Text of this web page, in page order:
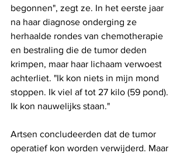
begonnen", zegt ze. In het eerste jaar
na haar diagnose onderging ze
herhaalde rondes van chemotherapie
en bestraling die de tumor deden
krimpen, maar haar lichaam verwoest
achterliet. "Ik kon niets in mijn mond
stoppen. Ik viel af tot 27 kilo (59 pond).
Ik kon nauwelijks staan."
Artsen concludeerden dat de tumor
operatief kon worden verwijderd. Maar